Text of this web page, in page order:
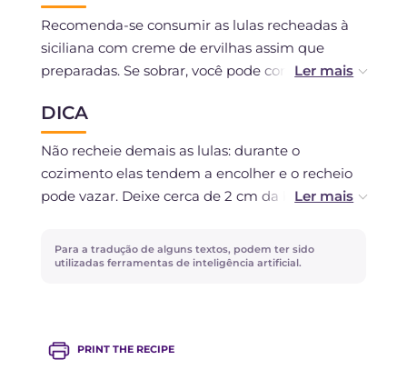
Recomenda-se consumir as lulas recheadas à
siciliana com creme de ervilhas assim que
preparadas. Se sobrar, você pode conservá-las
no máximo 1 dia, separando o creme das lulas.
Na hora de servir, reaqueça delicadamente no
forno ou na frigideira. O creme de ervilhas pode
ser conservado separadamente na geladeira por
1–2 dias.
DICA
Não recheie demais as lulas: durante o
cozimento elas tendem a encolher e o recheio
pode vazar. Deixe cerca de 2 cm da borda e
organizado e um recheio bem compacto. Para
um toque ainda mais fresco e perfumado, você
Para a tradução de alguns textos, podem ter sido
utilizadas ferramentas de inteligência artificial.
PRINT THE RECIPE